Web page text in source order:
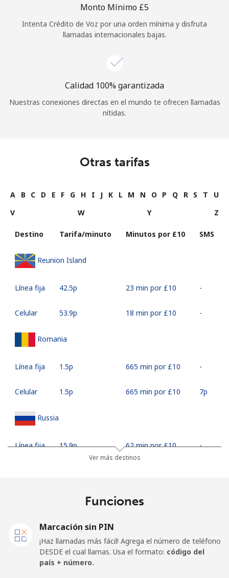
Monto Mínimo ⁦£5⁩
Intenta Crédito de Voz por una orden mínima y disfruta
llamadas internacionales bajas.
Calidad 100% garantizada
Nuestras conexiones directas en el mundo te ofrecen llamadas
nítidas.
Otras tarifas
A B C D E F G H I J K L M N O P Q R S T
U
V
W Y Z
Destino Tarifa/minuto Minutos por ⁦£10⁩ SMS
Reunion Island
Línea fija ⁦42.5p⁩ 23 min por ⁦£10⁩ -
Celular ⁦53.9p⁩ 18 min por ⁦£10⁩ -
Romania
Línea fija ⁦1.5p⁩ 665 min por ⁦£10⁩ -
Celular ⁦1.5p⁩ 665 min por ⁦£10⁩ ⁦7p⁩
Russia
Línea fija ⁦15.9p⁩ 62 min por ⁦£10⁩ -
Línea fija ⁦33.5p⁩
⁦26.5p⁩ 37 min por ⁦£10⁩ -
Ver más destinos
Funciones
Marcación sin PIN
¡Haz llamadas más fácil! Agrega el número de teléfono
DESDE el cual llamas. Usa el formato: código del
país + número.